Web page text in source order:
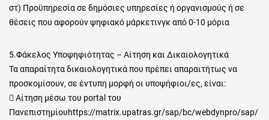
στ) Προϋπηρεσία σε δημόσιες υπηρεσίες ή οργανισμούς ή σε
θέσεις που αφορούν ψηφιακό μάρκετινγκ από 0-10 μόρια
5.Φάκελος Υποψηφιότητας – Αίτηση και Δικαιολογητικά
Τα απαραίτητα δικαιολογητικά που πρέπει απαραιτήτως να
προσκομίσουν, σε έντυπη μορφή οι υποψήφιοι/ες, είναι:
 Αίτηση μέσω του portal του
Πανεπιστημίουhttps://matrix.upatras.gr/sap/bc/webdynpro/sap/